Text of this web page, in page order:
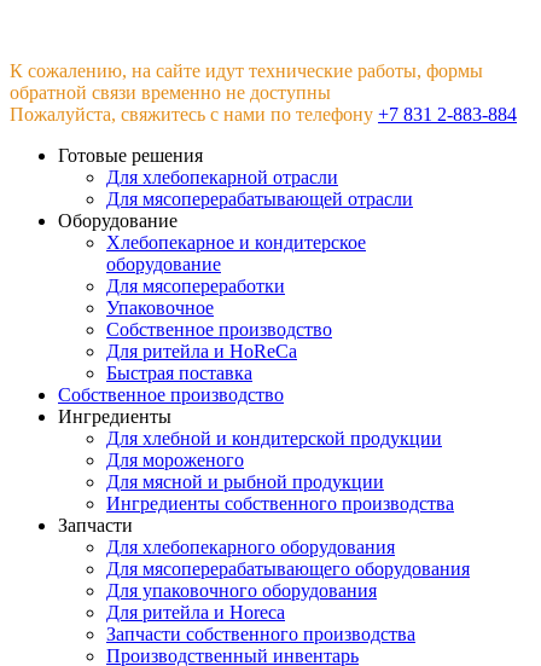
К сожалению, на сайте идут технические работы, формы
обратной связи временно не доступны
Пожалуйста, свяжитесь с нами по телефону +7 831 2-883-884
Готовые решения
Для хлебопекарной отрасли
Для мясоперерабатывающей отрасли
Оборудование
Хлебопекарное и кондитерское
оборудование
Для мясопереработки
Упаковочное
Собственное производство
Для ритейла и HoReCa
Быстрая поставка
Собственное производство
Ингредиенты
Для хлебной и кондитерской продукции
Для мороженого
Для мясной и рыбной продукции
Ингредиенты собственного производства
Запчасти
Для хлебопекарного оборудования
Для мясоперерабатывающего оборудования
Для упаковочного оборудования
Для ритейла и Horeca
Запчасти собственного производства
Производственный инвентарь